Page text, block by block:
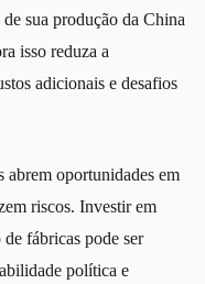
sua produção da China
isso reduza a
adicionais e desafios
abrem oportunidades em
riscos. Investir em
fábricas pode ser
política e